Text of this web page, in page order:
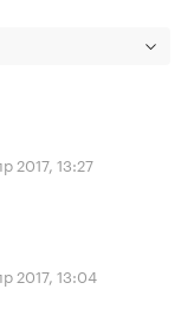
2017, 13:27
2017, 13:04